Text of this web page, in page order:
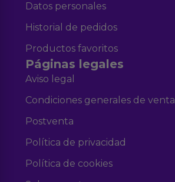
Datos personales
Historial de pedidos
Productos favoritos
Páginas legales
Aviso legal
Condiciones generales de venta
Postventa
Política de privacidad
Política de cookies